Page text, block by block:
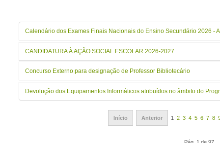
Calendário dos Exames Finais Nacionais do Ensino Secundário 2026 -
CANDIDATURA À AÇÃO SOCIAL ESCOLAR 2026-2027
Concurso Externo para designação de Professor Bibliotecário
Devolução dos Equipamentos Informáticos atribuídos no âmbito do
Início Anterior 1 2 3 4 5 6 7 8